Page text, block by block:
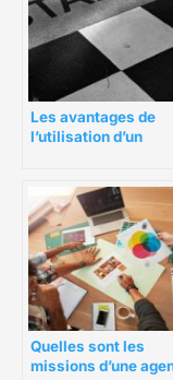
Les avantages de
l’utilisation d’un
Quelles sont les
missions d’une